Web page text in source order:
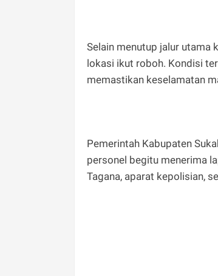
Selain menutup jalur utama
lokasi ikut roboh. Kondisi
memastikan keselamatan
Pemerintah Kabupaten
personel begitu menerima
Tagana, aparat kepolisian,